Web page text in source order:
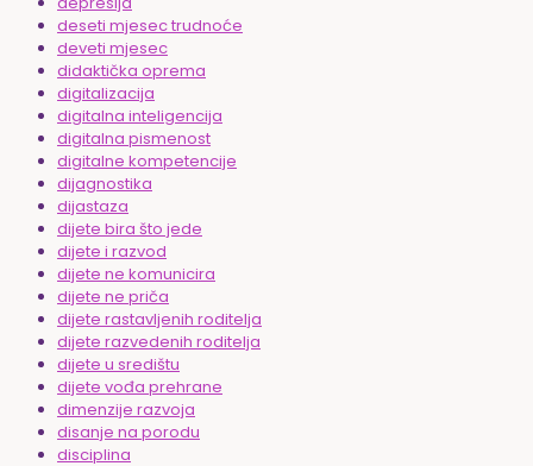
deseti mjesec trudnoće
deveti mjesec
didaktička oprema
digitalizacija
digitalna inteligencija
digitalna pismenost
digitalne kompetencije
dijagnostika
dijastaza
dijete bira što jede
dijete i razvod
dijete ne komunicira
dijete ne priča
dijete rastavljenih roditelja
dijete razvedenih roditelja
dijete u središtu
dijete vođa prehrane
dimenzije razvoja
disanje na porodu
disciplina